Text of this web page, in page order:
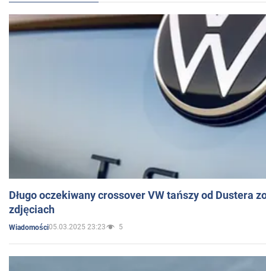
Długo oczekiwany crossover VW tańszy od Dustera
zdjęciach
Wiadomości05.03.2025 23:23 5